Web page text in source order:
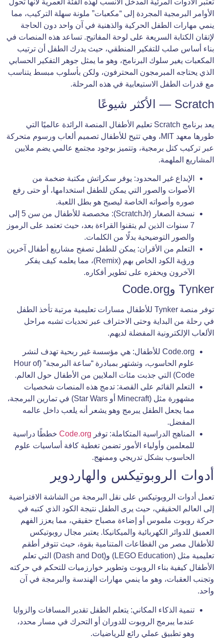
تعتبر الأدوات المرئية المدخل الأنسب لهذه الفئة العمرية لأنها تحول
الأوامر البرمجية المجردة إلى “مكعبات” ملونة سهلة التركيب، مما
ينمي مهارات الطفل الحركية والذهنية في آن واحد دون الحاجة
لإتقان الكتابة السريعة على لوحة المفاتيح. تساعد هذه المنصات في
بناء أساس صلب للتفكير المنطقي، حيث يدرك الطفل أن ترتيب
المكعبات يغير سلوك البرنامج، وهو ما يمثل جوهر التفكير الحسابي
الذي يحتاجه المبرمجون المحترفون، ولكن بأسلوب مبسط يتناسب
مع قدرات الطفل الاستيعابية في هذه المرحلة.
Scratch — الأكثر شيوعًا
يعد برنامج Scratch تعليم الأطفال المنصة الرائدة عالميًا التي
طورها معهد MIT، وهي تتيح للأطفال تصميم ألعاب ورسوم متحركة
عبر تركيب كتل برمجية، وتتميز بوجود مجتمع عالمي يضم ملايين
المشاريع الملهمة.
الإبداع غير المحدود: يوفر سكراتش مكتبة ضخمة من
الأصوات والصور التي يمكن للطفل استخدامها، أو حتى رفع
صوره وأصواته الخاصة ليصبح هو بطل اللعبة.
نسخة الصغار (ScratchJr): مخصصة للأطفال من سن 5 إلى
7 سنوات الذين لم يتقنوا القراءة بعد، حيث تعتمد على الرموز
والصور التوضيحية بدلًا من الكلمات.
التعلم من الأقران: يمكن للطفل تصفح مشاريع أطفال آخرين
ورؤية الكود الخاص بهم (Remix)، مما يعلمه كيف يفكر
الآخرون ويحفزه على تطوير أفكاره.
Tynker وCode.org
توفر منصة Tynker للأطفال مسارات تعليمية مرتبة تأخذ الطفل
في رحلة من البداية وحتى الاحتراف عبر تحديات تشبه مراحل
الألعاب الإلكترونية المفضلة لديهم.
Code.org للأطفال: هي مؤسسة غير ربحية تهدف لنشر
علوم الحاسوب، وتشتهر بمبادرة “ساعة البرمجة” (Hour of
Code) التي جذبت مئات الملايين من الأطفال حول العالم.
التعلم القائم على القصة: تدمج هذه المنصات شخصيات
مشهورة مثل (Minecraft أو Star Wars) في تمارين البرمجة،
مما يجعل الطفل يبرمج وهو يشعر أنه يلعب داخل عالمه
المفضل.
المناهج الدراسية المتكاملة: توفر Code.org خططًا دراسية
للمعلمين وأولياء الأمور تضمن تغطية كافة أساسيات علوم
الحاسوب بشكل تدريجي وممنهج.
أدوات الروبوتيكس والهاردوير
تعمل أدوات الروبوتيكس على نقل البرمجة من الشاشة الافتراضية
إلى العالم الحقيقي، حيث يرى الطفل نتيجة الكود الذي كتبه في
حركة روبوت ملموس أو إضاءة مصباح حقيقي، مما يعزز الفهم
العميق للدوائر الكهربائية والميكانيكا. يعتبر مجال روبوتيكس
للأطفال مصر من القطاعات المتنامية بقوة، حيث تتوفر أطقم
تعليمية مثل (LEGO Education) و(Dash and Dot) التي تعلم
الأطفال كيفية بناء الروبوت وتطوير خوارزميات للتحكم في حركته
وتجنب العقبات، وهو ما ينمي مهارات الهندسة والبرمجة في آن
واحد.
تنمية الذكاء المكاني: يتعلم الطفل تقدير المسافات والزوايا
عندما يبرمج الروبوت للدوران أو التحرك في مسار محدد،
وهو تطبيق عملي رائع للرياضيات.